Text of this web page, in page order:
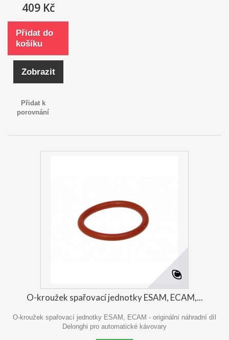
409 Kč
Přidat do
košíku
Zobrazit
Přidat k
porovnání
O-kroužek spařovací jednotky ESAM, ECAM,...
O-kroužek spařovací jednotky ESAM, ECAM - originální náhradní díl
Delonghi pro automatické kávovary